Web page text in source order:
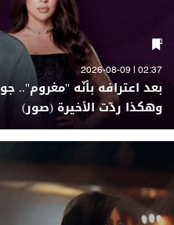
02:37 | 2026-08-09
بعد اعترافه بأنّه "مغروم"..
وهكذا ردّت الأخيرة (صور)